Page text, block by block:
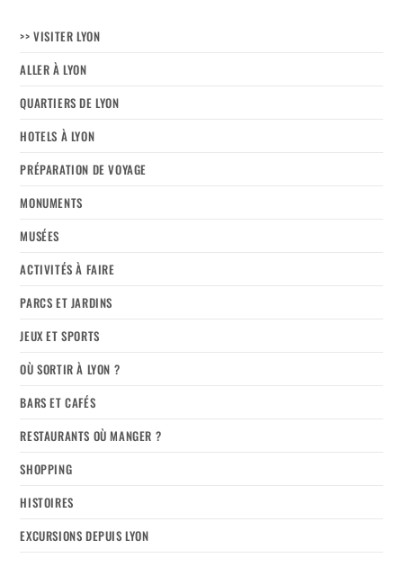
>> VISITER LYON
ALLER À LYON
QUARTIERS DE LYON
HOTELS À LYON
PRÉPARATION DE VOYAGE
MONUMENTS
MUSÉES
ACTIVITÉS À FAIRE
PARCS ET JARDINS
JEUX ET SPORTS
OÙ SORTIR À LYON ?
BARS ET CAFÉS
RESTAURANTS OÙ MANGER ?
SHOPPING
HISTOIRES
EXCURSIONS DEPUIS LYON